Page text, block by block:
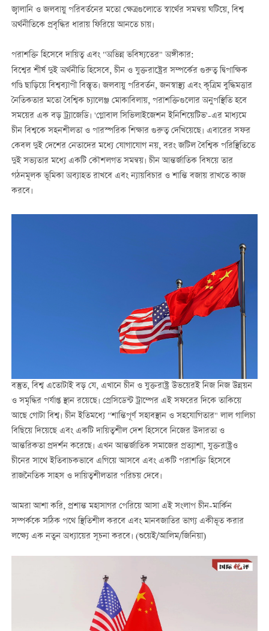
জ্বালানি ও জলবায়ু পরিবর্তনের মতো ক্ষেত্রগুলোতে স্বার্থের সমন্বয় ঘটিয়ে, বিশ্ব
অর্থনীতিকে প্রবৃদ্ধির ধারায় ফিরিয়ে আনতে চায়।
পরাশক্তি হিসেবে দায়িত্ব এবং "অভিন্ন ভবিষ্যতের" অঙ্গীকার:
বিশ্বের শীর্ষ দুই অর্থনীতি হিসেবে, চীন ও যুক্তরাষ্ট্রের সম্পর্কের গুরুত্ব দ্বিপাক্ষিক
গণ্ডি ছাড়িয়ে বিশ্বব্যাপী বিস্তৃত। জলবায়ু পরিবর্তন, জনস্বাস্থ্য এবং কৃত্রিম বুদ্ধিমত্তার
নৈতিকতার মতো বৈশ্বিক চ্যালেঞ্জ মোকাবিলায়, পরাশক্তিগুলোর অনুপস্থিতি হবে
সময়ের এক বড় ট্র্যাজেডি। 'গ্লোবাল সিভিলাইজেশন ইনিশিয়েটিভ'-এর মাধ্যমে
চীন বিশ্বকে সহনশীলতা ও পারস্পরিক শিক্ষার গুরুত্ব দেখিয়েছে। এবারের সফর
কেবল দুই দেশের নেতাদের মধ্যে যোগাযোগ নয়, বরং জটিল বৈশ্বিক পরিস্থিতিতে
দুই সভ্যতার মধ্যে একটি কৌশলগত সমন্বয়। চীন আন্তর্জাতিক বিষয়ে তার
গঠনমূলক ভূমিকা অব্যাহত রাখবে এবং ন্যায়বিচার ও শান্তি বজায় রাখতে কাজ
করবে।
বস্তুত, বিশ্ব এতোটাই বড় যে, এখানে চীন ও যুক্তরাষ্ট্র উভয়েরই নিজ নিজ উন্নয়ন
ও সমৃদ্ধির পর্যাপ্ত স্থান রয়েছে। প্রেসিডেন্ট ট্রাম্পের এই সফরের দিকে তাকিয়ে
আছে গোটা বিশ্ব। চীন ইতিমধ্যে "শান্তিপূর্ণ সহাবস্থান ও সহযোগিতার" লাল গালিচা
বিছিয়ে দিয়েছে এবং একটি দায়িত্বশীল দেশ হিসেবে নিজের উদারতা ও
আন্তরিকতা প্রদর্শন করেছে। এখন আন্তর্জাতিক সমাজের প্রত্যাশা, যুক্তরাষ্ট্রও
চীনের সাথে ইতিবাচকভাবে এগিয়ে আসবে এবং একটি পরাশক্তি হিসেবে
রাজনৈতিক সাহস ও দায়িত্বশীলতার পরিচয় দেবে।
আমরা আশা করি, প্রশান্ত মহাসাগর পেরিয়ে আসা এই সংলাপ চীন-মার্কিন
সম্পর্ককে সঠিক পথে স্থিতিশীল করবে এবং মানবজাতির ভাগ্য একীভূত করার
লক্ষ্যে এক নতুন অধ্যায়ের সূচনা করবে। (শুয়েই/আলিম/জিনিয়া)